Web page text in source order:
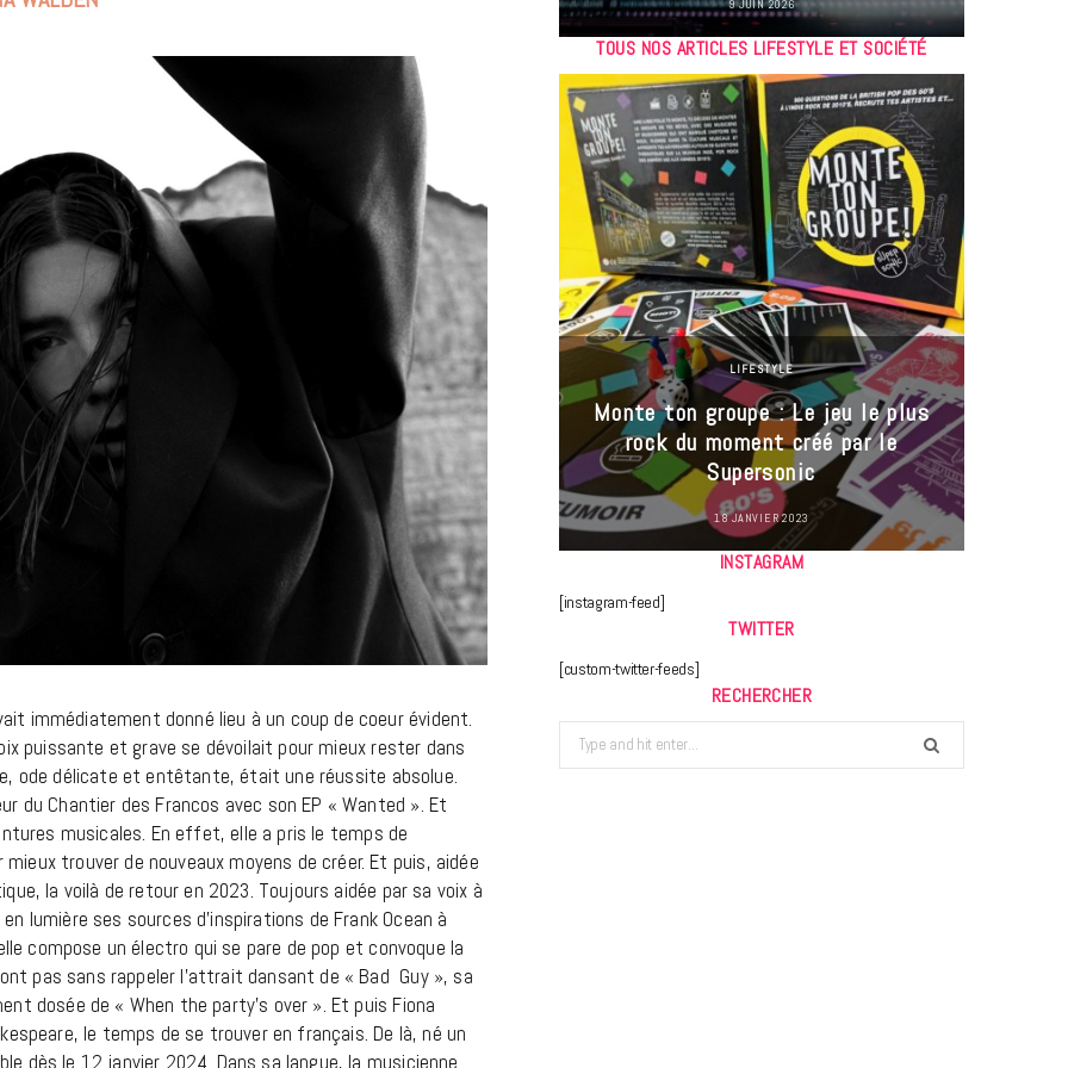
immédiatement donné lieu à un coup de coeur évident.
puissante et grave se dévoilait pour mieux rester dans
ode délicate et entêtante, était une réussite absolue.
du Chantier des Francos avec son EP « Wanted ». Et
musicales. En effet, elle a pris le temps de
trouver de nouveaux moyens de créer. Et puis, aidée
la voilà de retour en 2023. Toujours aidée par sa voix à
lumière ses sources d’inspirations de Frank Ocean à
compose un électro qui se pare de pop et convoque la
pas sans rappeler l’attrait dansant de « Bad Guy », sa
dosée de « When the party’s over ». Et puis Fiona
le temps de se trouver en français. De là, né un
dès le 12 janvier 2024. Dans sa langue, la musicienne
9 JUIN 2026
TOUS NOS ARTICLES LIFESTYLE ET SOCIÉTÉ
Gainsbourg, toute une vie :
documentaire plus Ginsburg que
Gainsbarre à ne pas manquer sur
France 3
18 FÉVRIER 2021
LIFESTYLE
Monte ton groupe : Le jeu le plus
rock du moment créé par le
Supersonic
18 JANVIER 2023
INSTAGRAM
[instagram-feed]
TWITTER
[custom-twitter-feeds]
RECHERCHER
Search
for: